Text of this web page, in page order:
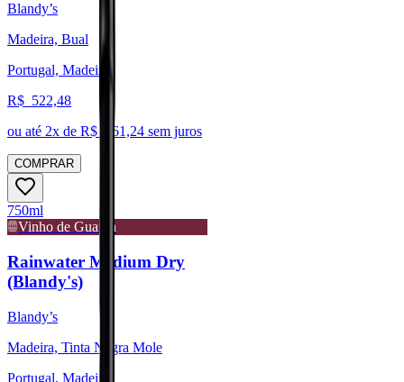
Blandy’s
Madeira, Bual
Portugal, Madeira
R$ 522,48
ou até 2x de R$ 261,24 sem juros
COMPRAR
750ml
Vinho de Guarda
Rainwater Medium Dry
(Blandy's)
Blandy’s
Madeira, Tinta Negra Mole
Portugal, Madeira